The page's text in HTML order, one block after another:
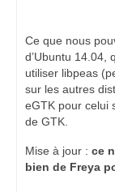
Ce que nous
d’Ubuntu 14.04,
utiliser libpeas
sur les autres
eGTK pour celui
de GTK.
Mise à jour : ce
bien de Freya